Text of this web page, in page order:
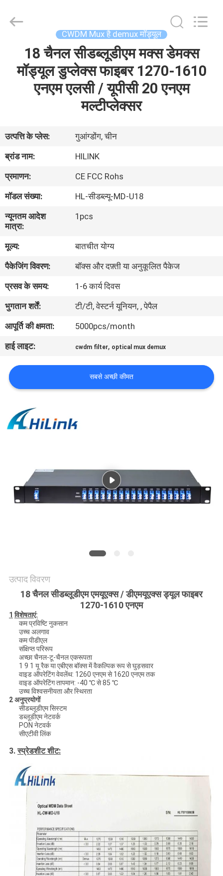
बारे
में
कारखाने
का
दौरा
गुणवत्ता
नियंत्रण
हमसे
संपर्क
करें
समाचार
उद्धरण
साइटमैप
Technology
Co.,Ltd..
CWDM Mux है demux मॉड्यूल
18 चैनल सीडब्लूडीएम मक्स डेमक्स
मॉड्यूल डुप्लेक्स फाइबर 1270-1610
एनएम एलसी / यूपीसी 20 एनएम
मल्टीप्लेक्सर
उत्पत्ति के प्लेस:
गुआंग्डोंग, चीन
ब्रांड नाम:
HILINK
प्रमाणन:
CE FCC Rohs
मॉडल संख्या:
HL-सीडब्ल्यू-MD-U18
न्यूनतम आदेश
मात्रा:
1pcs
मूल्य:
बातचीत योग्य
पैकेजिंग विवरण:
बॉक्स और दफ़्ती या अनुकूलित पैकेज
प्रसव के समय:
1-6 कार्य दिवस
भुगतान शर्तें:
टी/टी, वेस्टर्न यूनियन, , पेपैल
आपूर्ति की क्षमता:
5000pcs/month
हाई लाइट:
cwdm filter, optical mux demux
सबसे अच्छी कीमत
उत्पाद विवरण
18 चैनल सीडब्लूडीएम एमयूएक्स / डीएमयूएक्स ड्यूल फाइबर
1270-1610 एनएम
1 विशेषताएं:
कम प्रविष्टि नुकसान
उच्च अलगाव
कम पीडीएल
संक्षिप्त परिरूप
अच्छा चैनल-टू-चैनल एकरूपता
1 9 1 यू रैक या एबीएस बॉक्स में वैकल्पिक रूप से घुड़सवार
वाइड ऑपरेटिंग वेवलेंथ: 1260 एनएम से 1620 एनएम तक
वाइड ऑपरेटिंग तापमान: -40 ℃ से 85 ℃
उच्च विश्वसनीयता और स्थिरता
2अनुप्रयोगों
सीडब्लूडीएम सिस्टम
डब्लूडीएम नेटवर्क
PON नेटवर्क
सीएटीवी लिंक
3.स्प्रेडशीट शीट: